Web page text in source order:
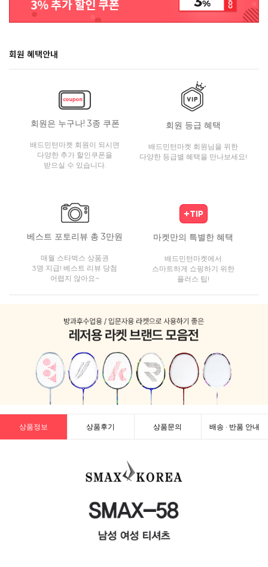
회원 혜택안내
회원은 누구나! 3종 쿠폰
배드민턴마켓 회원이 되시면
다양한 추가 할인쿠폰을
받으실 수 있습니다.
회원 등급 혜택
배드민턴마켓 회원님을 위한
다양한 등급별 혜택을 만나보세요!
베스트 포토리뷰 총 3만원
매월 스타벅스 상품권
3명 지급! 베스트 리뷰 당첨
어렵지 않아요~
마켓만의 특별한 혜택
배드민턴마켓에서
스마트하게 쇼핑하기 위한
플러스 팁!
상품정보 상품후기 상품문의 배송 · 반품 안내